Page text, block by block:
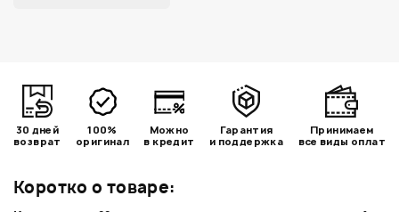
Коротко о товаре:
30 дней
возврат
100%
оригинал
Можно
в кредит
Гарантия
и поддержка
Принимаем
все виды оплат